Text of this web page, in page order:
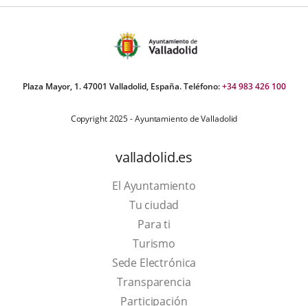
Plaza Mayor, 1. 47001 Valladolid, España. Teléfono:+34 983 426 100
Copyright 2025 - Ayuntamiento de Valladolid
valladolid.es
El Ayuntamiento
Tu ciudad
Para ti
TurismoThis
link
will
open
Sede Electrónica
Transparencia
Participación